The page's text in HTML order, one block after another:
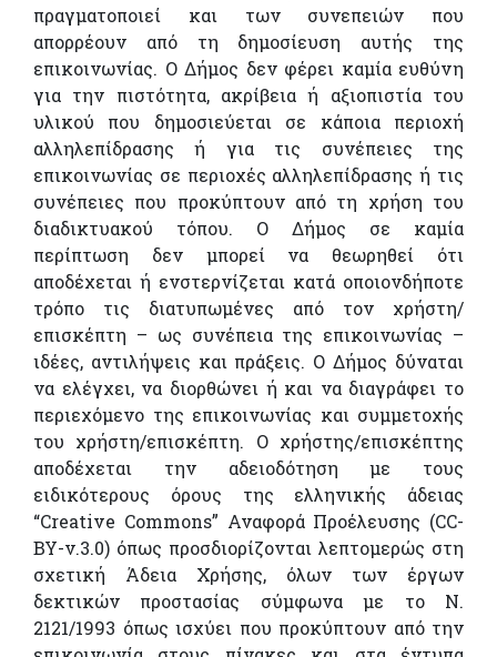
πραγματοποιεί και των συνεπειών που
απορρέουν από τη δημοσίευση αυτής της
επικοινωνίας. Ο Δήμος δεν φέρει καμία ευθύνη
για την πιστότητα, ακρίβεια ή αξιοπιστία του
υλικού που δημοσιεύεται σε κάποια περιοχή
αλληλεπίδρασης ή για τις συνέπειες της
επικοινωνίας σε περιοχές αλληλεπίδρασης ή τις
συνέπειες που προκύπτουν από τη χρήση του
διαδικτυακού τόπου. Ο Δήμος σε καμία
περίπτωση δεν μπορεί να θεωρηθεί ότι
αποδέχεται ή ενστερνίζεται κατά οποιονδήποτε
τρόπο τις διατυπωμένες από τον χρήστη/
επισκέπτη – ως συνέπεια της επικοινωνίας –
ιδέες, αντιλήψεις και πράξεις. Ο Δήμος δύναται
να ελέγχει, να διορθώνει ή και να διαγράφει το
περιεχόμενο της επικοινωνίας και συμμετοχής
του χρήστη/επισκέπτη. Ο χρήστης/επισκέπτης
αποδέχεται την αδειοδότηση με τους
ειδικότερους όρους της ελληνικής άδειας
“Creative Commons” Αναφορά Προέλευσης (CC-
BY-v.3.0) όπως προσδιορίζονται λεπτομερώς στη
σχετική Άδεια Χρήσης, όλων των έργων
δεκτικών προστασίας σύμφωνα με το Ν.
2121/1993 όπως ισχύει που προκύπτουν από την